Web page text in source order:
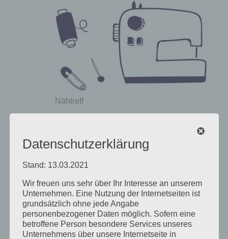
Nähtreff
Gemeinsames Nähen von eigenen Projekten,
im Lab.
Wer möchte kann natürlich auch seine eigene
Nähmaschine mitbringen.
Ich freue mich drauf viele Projekte zu sehen und
gemeinsam die Textil-Werkstatt zu beleben!
Datenschutzerklärung
Stand: 13.03.2021
Wir freuen uns sehr über Ihr Interesse an unserem
Unternehmen. Eine Nutzung der Internetseiten ist
grundsätzlich ohne jede Angabe
personenbezogener Daten möglich. Sofern eine
betroffene Person besondere Services unseres
Unternehmens über unsere Internetseite in